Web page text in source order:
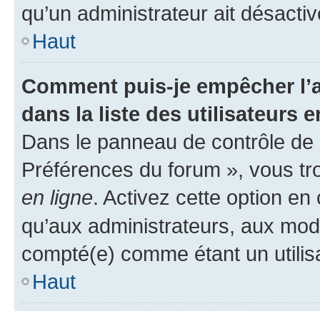
qu’un administrateur ait
Haut
Comment puis-je empêcher
dans la liste des utilisateurs
Dans le panneau de contrôle
Préférences du forum », vous
en ligne. Activez cette option
qu’aux administrateurs, aux
compté(e) comme étant un
Haut